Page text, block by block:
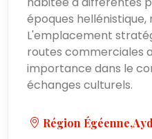
époques
L'emplacement
routes commerciales
importance dans le
échanges culturels.
Région